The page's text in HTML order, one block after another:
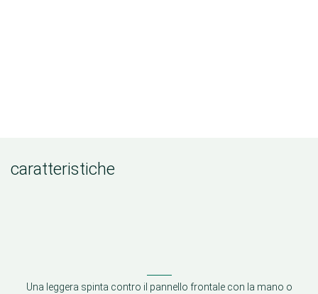
caratteristiche
Una leggera spinta contro il pannello frontale con la mano o